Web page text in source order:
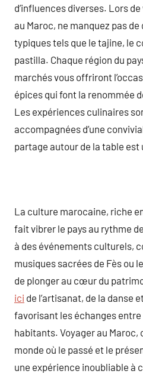
d’influences diverses. Lors
au Maroc, ne manquez pas
typiques tels que le tajine, le
pastilla. Chaque région du
marchés vous offriront
épices qui font la renommée
Les expériences culinaires
accompagnées d’une
partage autour de la table
La culture marocaine, riche
fait vibrer le pays au rythme
à des événements culturels,
musiques sacrées de Fès ou
de plonger au cœur du
ici de l’artisanat, de la danse
favorisant les échanges
habitants. Voyager au Maroc,
monde où le passé et le
une expérience inoubliable à